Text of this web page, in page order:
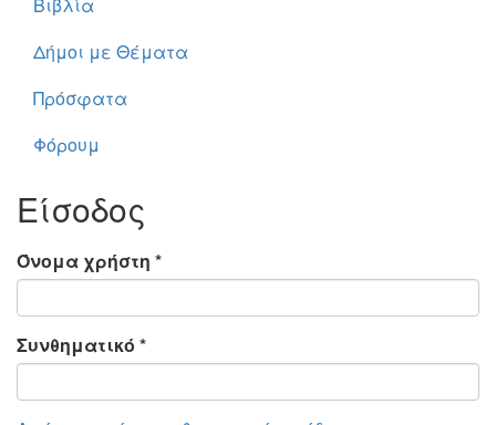
Δήμοι με Θέματα
Πρόσφατα
Φόρουμ
Είσοδος
Όνομα χρήστη *
Συνθηματικό *